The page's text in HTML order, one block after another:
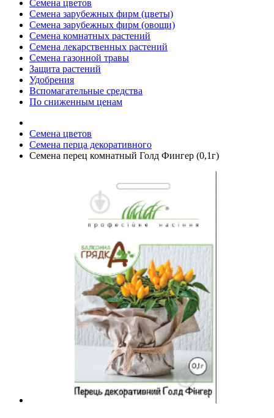
Семена цветов
Семена зарубежных фирм (цветы)
Семена зарубежных фирм (овощи)
Семена комнатных растений
Семена лекарственных растений
Семена газонной травы
Защита растений
Удобрения
Вспомагательные средства
По сниженным ценам
Семена цветов
Семена перца декоративного
Семена перец комнатный Голд Фингер (0,1г)